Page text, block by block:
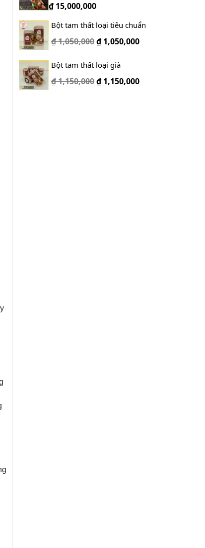
₫15,000,000
Bột tam thất loại tiêu chuẩn
₫ 1,050,000₫1,050,000
Bột tam thất loại già
₫ 1,150,000₫1,150,000